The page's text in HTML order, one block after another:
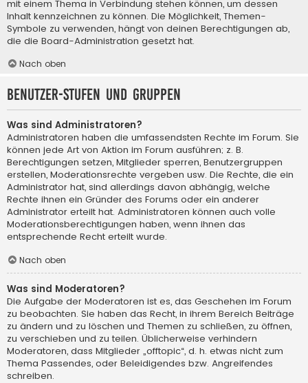
mit einem Thema in Verbindung stehen können, um dessen
Inhalt kennzeichnen zu können. Die Möglichkeit, Themen-
Symbole zu verwenden, hängt von deinen Berechtigungen ab,
die die Board-Administration gesetzt hat.
Nach oben
Benutzer-Stufen und Gruppen
Was sind Administratoren?
Administratoren haben die umfassendsten Rechte im Forum. Sie
können jede Art von Aktion im Forum ausführen; z. B.
Berechtigungen setzen, Mitglieder sperren, Benutzergruppen
erstellen, Moderationsrechte vergeben usw. Die Rechte, die ein
Administrator hat, sind allerdings davon abhängig, welche
Rechte ihnen ein Gründer des Forums oder ein anderer
Administrator erteilt hat. Administratoren können auch volle
Moderationsberechtigungen haben, wenn ihnen das
entsprechende Recht erteilt wurde.
Nach oben
Was sind Moderatoren?
Die Aufgabe der Moderatoren ist es, das Geschehen im Forum
zu beobachten. Sie haben das Recht, in ihrem Bereich Beiträge
zu ändern und zu löschen und Themen zu schließen, zu öffnen,
zu verschieben und zu teilen. Üblicherweise verhindern
Moderatoren, dass Mitglieder „offtopic“, d. h. etwas nicht zum
Thema Passendes, oder Beleidigendes bzw. Angreifendes
schreiben.